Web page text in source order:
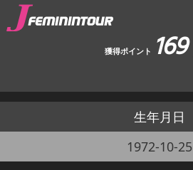
獲得ポイント 169
生年月日
1972-10-25